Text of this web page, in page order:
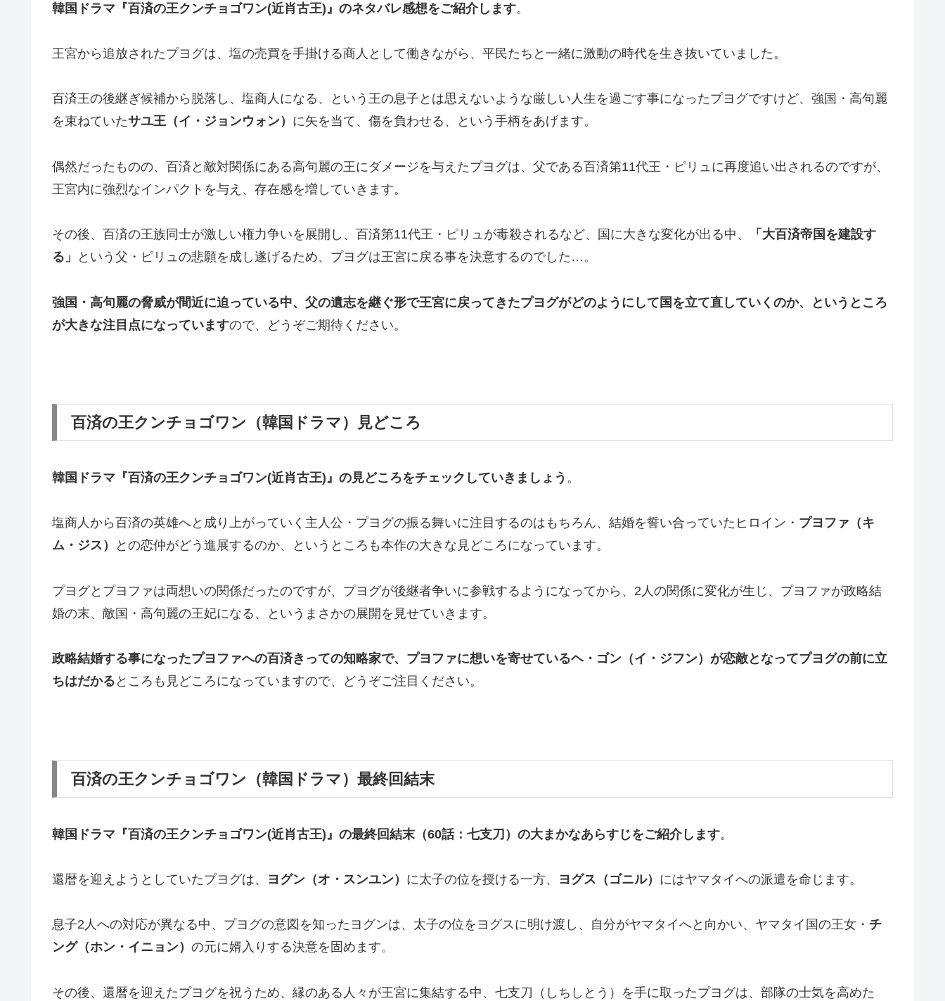
韓国ドラマ『百済の王クンチョゴワン(近肖古王)』のネタバレ感想をご紹介します。
王宮から追放されたプヨグは、塩の売買を手掛ける商人として働きながら、平民たちと一緒に激動の時代を生き抜いていました。
百済王の後継ぎ候補から脱落し、塩商人になる、という王の息子とは思えないような厳しい人生を過ごす事になったプヨグですけど、強国・高句麗
を束ねていたサユ王（イ・ジョンウォン） に矢を当て、傷を負わせる、という手柄をあげます。
偶然だったものの、百済と敵対関係にある高句麗の王にダメージを与えたプヨグは、父である百済第11代王・ピリュに再度追い出されるのですが、
王宮内に強烈なインパクトを与え、存在感を増していきます。
その後、百済の王族同士が激しい権力争いを展開し、百済第11代王・ピリュが毒殺されるなど、国に大きな変化が出る中、
「大百済帝国を建設す
る」
という父・ピリュの悲願を成し遂げるため、プヨグは王宮に戻る事を決意するのでした…。
強国・高句麗の脅威が間近に迫っている中、父の遺志を継ぐ形で王宮に戻ってきたプヨグがどのようにして国を立て直していくのか、というところ
が大きな注目点になっていますので、どうぞご期待ください。
百済の王クンチョゴワン（韓国ドラマ）見どころ
韓国ドラマ『百済の王クンチョゴワン(近肖古王)』の見どころをチェックしていきましょう 。
塩商人から百済の英雄へと成り上がっていく主人公・プヨグの振る舞いに注目するのはもちろん、結婚を誓い合っていたヒロイン・ プヨファ（キ
ム・ジス）
との恋仲がどう進展するのか、というところも本作の大きな見どころになっています。
プヨグとプヨファは両想いの関係だったのですが、プヨグが後継者争いに参戦するようになってから、2人の関係に変化が生じ、プヨファが政略結
婚の末、敵国・高句麗の王妃になる、というまさかの展開を見せていきます。
政略結婚する事になったプヨファへの百済きっての知略家で、プヨファに想いを寄せているヘ・ゴン（イ・ジフン） が恋敵となってプヨグの前に立
ちはだかる ところも見どころになっていますので、どうぞご注目ください。
百済の王クンチョゴワン（韓国ドラマ）最終回結末
韓国ドラマ『百済の王クンチョゴワン(近肖古王)』の最終回結末 （60話：七支刀）の大まかなあらすじをご紹介します。
還暦を迎えようとしていたプヨグは、 ヨグン（オ・スンユン） に太子の位を授ける一方、 ヨグス（ゴニル） にはヤマタイへの派遣を命じます。
息子2人への対応が異なる中、プヨグの意図を知ったヨグンは、太子の位をヨグスに明け渡し、自分がヤマタイへと向かい、ヤマタイ国の王女・ チ
ング（ホン・イニョン） の元に婿入りする決意を固めます。
その後、還暦を迎えたプヨグを祝うため、縁のある人々が王宮に集結する中、七支刀（しちしとう）を手に取ったプヨグは、部隊の士気を高めた